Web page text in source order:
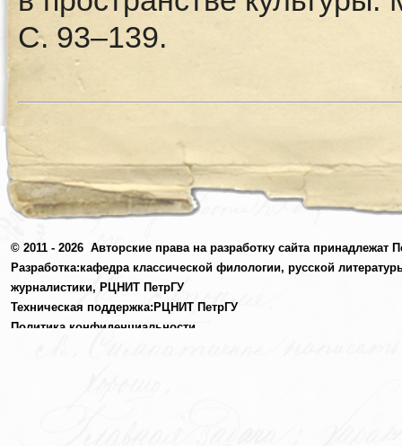
С. 93–139.
© 2011 - 2026 Авторские права на разработку сайта принадлежат
Разработка:кафедра классической филологии, русской
журналистики, РЦНИТ ПетрГУ
Техническая поддержка:РЦНИТ ПетрГУ
Политика конфиденциальности